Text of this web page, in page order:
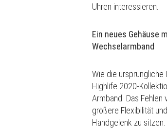
Uhren interessieren.
Ein neues Gehäuse
Wechselarmband
Wie die
Highlife 2020-
Armband. Das Fehlen
größere Flexibilität
Handgelenk zu sitzen.